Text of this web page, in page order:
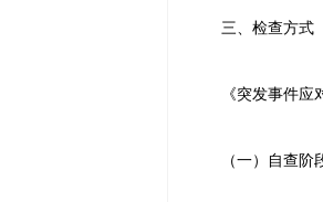
三、检查方式
《突发事件应对
（一）自查阶段